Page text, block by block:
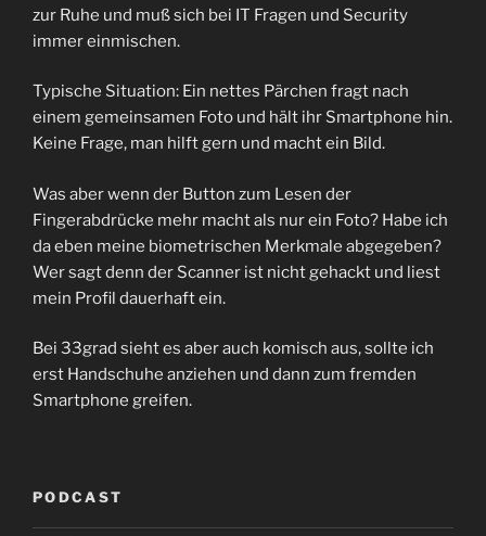
zur Ruhe und muß sich bei IT Fragen und Security
immer einmischen.
Typische Situation: Ein nettes Pärchen fragt nach
einem gemeinsamen Foto und hält ihr Smartphone hin.
Keine Frage, man hilft gern und macht ein Bild.
Was aber wenn der Button zum Lesen der
Fingerabdrücke mehr macht als nur ein Foto? Habe ich
da eben meine biometrischen Merkmale abgegeben?
Wer sagt denn der Scanner ist nicht gehackt und liest
mein Profil dauerhaft ein.
Bei 33grad sieht es aber auch komisch aus, sollte ich
erst Handschuhe anziehen und dann zum fremden
Smartphone greifen.
PODCAST